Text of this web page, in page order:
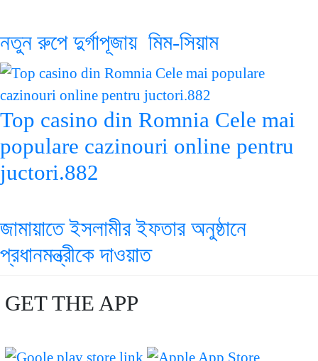
নতুন রুপে দুর্গাপূজায় মিম-সিয়াম
Top casino din Romnia Cele mai
populare cazinouri online pentru
juctori.882
জামায়াতে ইসলামীর ইফতার অনুষ্ঠানে
প্রধানমন্ত্রীকে দাওয়াত
GET THE APP